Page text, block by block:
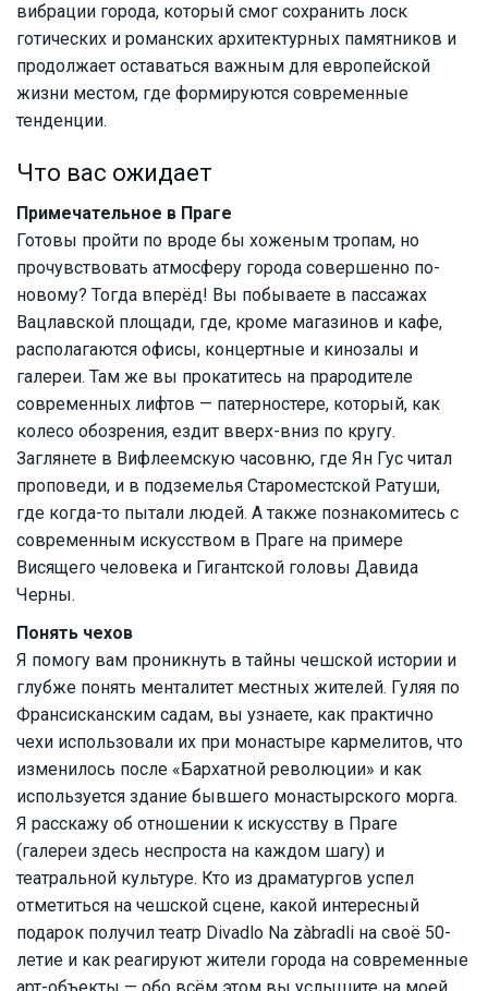
вибрации города, который смог сохранить лоск
готических и романских архитектурных памятников и
продолжает оставаться важным для европейской
жизни местом, где формируются современные
тенденции.
Что вас ожидает
Примечательное в Праге
Готовы пройти по вроде бы хоженым тропам, но
прочувствовать атмосферу города совершенно по-
новому? Тогда вперёд! Вы побываете в пассажах
Вацлавской площади, где, кроме магазинов и кафе,
располагаются офисы, концертные и кинозалы и
галереи. Там же вы прокатитесь на прародителе
современных лифтов — патерностере, который, как
колесо обозрения, ездит вверх-вниз по кругу.
Заглянете в Вифлеемскую часовню, где Ян Гус читал
проповеди, и в подземелья Староместской Ратуши,
где когда-то пытали людей. А также познакомитесь с
современным искусством в Праге на примере
Висящего человека и Гигантской головы Давида
Черны.
Понять чехов
Я помогу вам проникнуть в тайны чешской истории и
глубже понять менталитет местных жителей. Гуляя по
Франсисканским садам, вы узнаете, как практично
чехи использовали их при монастыре кармелитов, что
изменилось после «Бархатной революции» и как
используется здание бывшего монастырского морга.
Я расскажу об отношении к искусству в Праге
(галереи здесь неспроста на каждом шагу) и
театральной культуре. Кто из драматургов успел
отметиться на чешской сцене, какой интересный
подарок получил театр Divadlo Na zàbradli на своё 50-
летие и как реагируют жители города на современные